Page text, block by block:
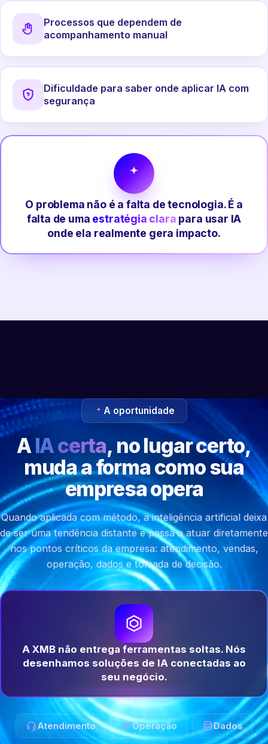
Processos que dependem de
acompanhamento manual
Dificuldade para saber onde aplicar IA com
segurança
O problema não é a falta de tecnologia. É a
falta de uma estratégia clara para usar IA
onde ela realmente gera impacto.
A oportunidade
AIA certa, no lugar certo,
muda a forma como sua
empresa opera
Quando aplicada com método, a inteligência artificial deixa
de ser uma tendência distante e passa a atuar diretamente
nos pontos críticos da empresa: atendimento, vendas,
operação, dados e tomada de decisão.
A XMB não entrega ferramentas soltas. Nós
desenhamos soluções de IA conectadas ao
seu negócio.
Atendimento Operação Dados